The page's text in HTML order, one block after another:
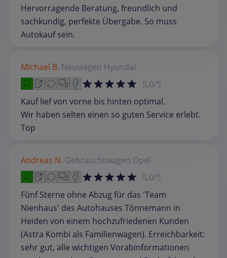
Hervorragende Beratung, freundlich und
sachkundig, perfekte Übergabe. So muss
Autokauf sein.
Michael B. Neuwagen Hyundai
5,0/5
Kauf lief von vorne bis hinten optimal.
Wir haben selten einen so guten Service erlebt.
Top
Andreas N. Gebrauchtwagen Opel
5,0/5
Fünf Sterne ohne Abzug für das 'Team
Nienhaus' des Autohauses Tönnemann in
Heiden von einem hochzufriedenen Kunden
(Astra Kombi als Familienwagen). Erreichbarkeit:
sehr gut, alle wichtigen Vorabinformationen